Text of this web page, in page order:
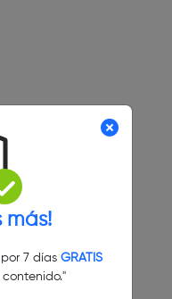
más!
7 días GRATIS